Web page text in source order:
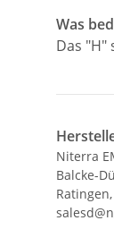
Was
Das "H"
Niterra
Balcke-